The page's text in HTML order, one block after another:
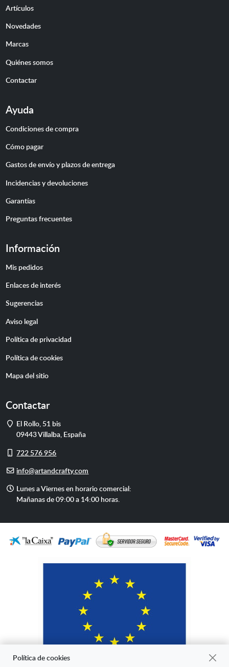
Artículos
Novedades
Marcas
Quiénes somos
Contactar
Ayuda
Condiciones de compra
Cómo pagar
Gastos de envío y plazos de entrega
Incidencias y devoluciones
Garantías
Preguntas frecuentes
Información
Mis pedidos
Enlaces de interés
Sugerencias
Aviso legal
Política de privacidad
Política de cookies
Mapa del sitio
Contactar
Dirección
El Rollo, 51 bis
09443Villalba, España
Móvil
722 576 956
E-info@artandcrafty.com
Horario
de
Lunes a Viernes en horario comercial:
Mañanas de 09:00 a 14:00 horas.
Política de cookies